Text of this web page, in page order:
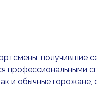
получившие
профессиональными
и обычные